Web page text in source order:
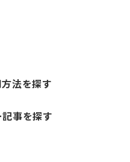
法を探す
事を探す